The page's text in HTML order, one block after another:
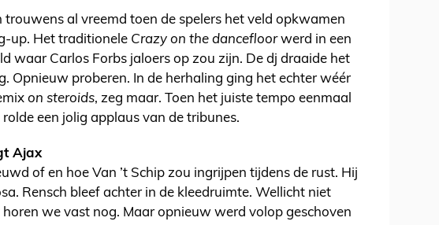
trouwens al vreemd toen de spelers het veld opkwamen
up. Het traditionele Crazy on the dancefloorwerd in een
waar Carlos Forbs jaloers op zou zijn. De dj draaide het
Opnieuw proberen. In de herhaling ging het echter wéér
on steroids, zeg maar. Toen het juiste tempo eenmaal
een jolig applaus van de tribunes.
Ajax
of en hoe Van ’t Schip zou ingrijpen tijdens de rust. Hij
Rensch bleef achter in de kleedruimte. Wellicht niet
we vast nog. Maar opnieuw werd volop geschoven